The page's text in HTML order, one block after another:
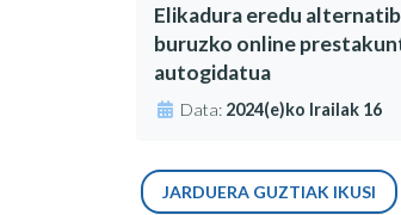
Elikadura eredu
buruzko online
autogidatua
Data: 2024(e)ko Irailak 16
JARDUERA GUZTIAK IKUSI